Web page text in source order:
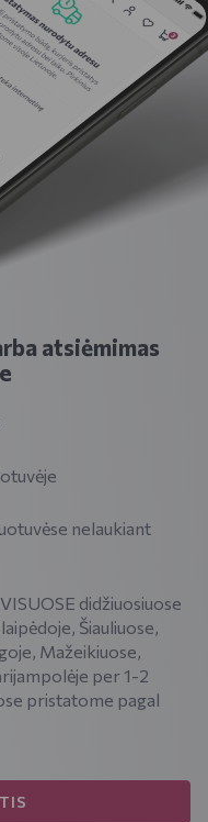
atsiėmimas
nelaukiant
didžiuosiuose
Šiauliuose,
Mažeikiuose,
per 1-2
pristatome pagal